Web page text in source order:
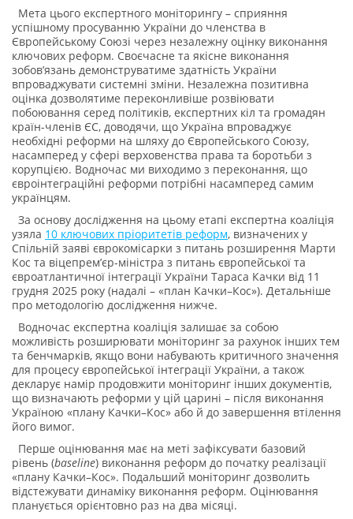
Мета цього експертного моніторингу – сприяння
успішному просуванню України до членства в
Європейському Союзі через незалежну оцінку виконання
ключових реформ. Своєчасне та якісне виконання
зобов’язань демонструватиме здатність України
впроваджувати системні зміни. Незалежна позитивна
оцінка дозволятиме переконливіше розвіювати
побоювання серед політиків, експертних кіл та громадян
країн-членів ЄС, доводячи, що Україна впроваджує
необхідні реформи на шляху до Європейського Союзу,
насамперед у сфері верховенства права та боротьби з
корупцією. Водночас ми виходимо з переконання, що
євроінтеграційні реформи потрібні насамперед самим
українцям.
За основу дослідження на цьому етапі експертна коаліція
узяла 10 ключових пріоритетів реформ, визначених у
Спільній заяві єврокомісарки з питань розширення Марти
Кос та віцепремʼєр-міністра з питань європейської та
євроатлантичної інтеграції України Тараса Качки від 11
грудня 2025 року (надалі – «план Качки–Кос»). Детальніше
про методологію дослідження нижче.
Водночас експертна коаліція залишає за собою
можливість розширювати моніторинг за рахунок інших тем
та бенчмарків, якщо вони набувають критичного значення
для процесу європейської інтеграції України, а також
декларує намір продовжити моніторинг інших документів,
що визначають реформи у цій царині – після виконання
Україною «плану Качки–Кос» або й до завершення втілення
його вимог.
Перше оцінювання має на меті зафіксувати базовий
рівень (baseline) виконання реформ до початку реалізації
«плану Качки–Кос». Подальший моніторинг дозволить
відстежувати динаміку виконання реформ. Оцінювання
планується орієнтовно раз на два місяці.